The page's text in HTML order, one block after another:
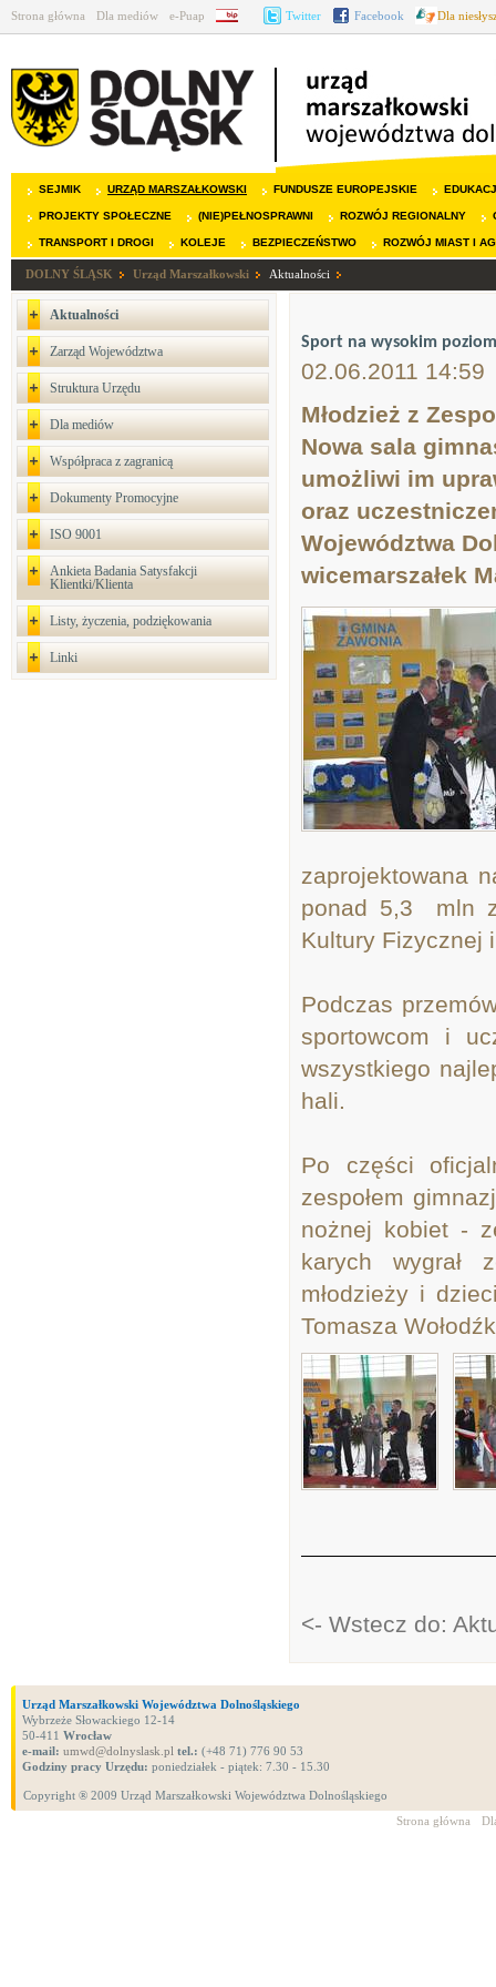
Strona główna Dla mediów e-Puap BIP Twitter Facebook Dla
SEJMIK URZĄD MARSZAŁKOWSKI FUNDUSZE EUROPEJSKIE
PROJEKTY SPOŁECZNE (NIE)PEŁNOSPRAWNI ROZWÓJ REGIONALNY
TRANSPORT I DROGI KOLEJE BEZPIECZEŃSTWO ROZWÓJ MIAST I
DOLNY ŚLĄSK Urząd Marszałkowski Aktualności
Aktualności
Zarząd Województwa
Struktura Urzędu
Dla mediów
Współpraca z zagranicą
Dokumenty Promocyjne
ISO 9001
Ankieta Badania Satysfakcji
Klientki/Klienta
Listy, życzenia, podziękowania
Linki
Sport na wysokim
02.06.2011 14:59
Młodzież z
Nowa sala
umożliwi im
oraz
Województwa
wicemarszałek
zaprojektowana
ponad 5,3 mln
Kultury Fizycznej
Podczas
sportowcom i
wszystkiego
hali.
Po części
zespołem
nożnej kobiet -
karych wygrał
młodzieży i
Tomasza
<- Wstecz do:
Urząd Marszałkowski Województwa Dolnośląskiego
Wybrzeże Słowackiego 12-14
50-411 Wrocław
e-mail: umwd@dolnyslask.pl tel.: (+48 71) 776 90 53
Godziny pracy Urzędu: poniedziałek - piątek: 7.30 - 15.30
Copyright ® 2009 Urząd Marszałkowski Województwa Dolnośląskiego
Strona główna